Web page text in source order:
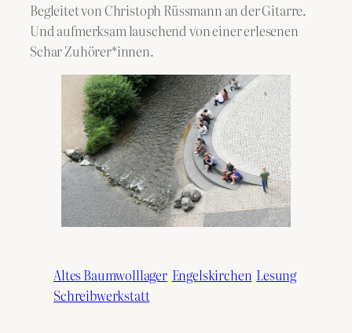
Begleitet von Christoph Rüssmann an der Gitarre.
Und aufmerksam lauschend von einer erlesenen
Schar Zuhörer*innen.
Altes Baumwolllager Engelskirchen Lesung
Schreibwerkstatt